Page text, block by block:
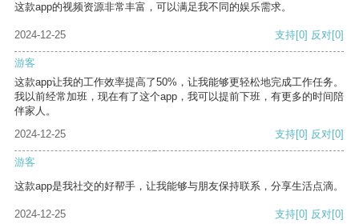
这款app的视频资源非常丰富，可以满足我不同的娱乐需求。
2024-12-25 支持[0] 反对[0]
游客
这款app让我的工作效率提高了50%，让我能够更轻松地完成工作任务。
我以前经常加班，现在有了这个app，我可以提前下班，有更多的时间陪
伴家人。
2024-12-25
支持[0] 反对[0]
游客
这款app是我社交的好帮手，让我能够与朋友保持联系，分享生活点滴。
2024-12-25 支持[0] 反对[0]